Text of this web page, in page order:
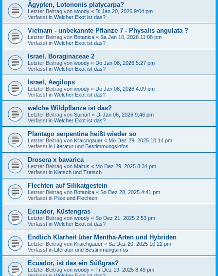
Ägypten, Lotononis platycarpa?
Letzter Beitrag von woody « Di Jan 20, 2026 9:04 pm
Verfasst in Welcher Exot ist das?
Vietnam - unbekannte Pflanze 7 - Physalis angulata ?
Letzter Beitrag von Botanica « Sa Jan 10, 2026 11:08 pm
Verfasst in Welcher Exot ist das?
Israel, Boraginaceae 2
Letzter Beitrag von woody « Do Jan 08, 2026 5:27 pm
Verfasst in Welcher Exot ist das?
Israel, Aegilops
Letzter Beitrag von woody « Do Jan 08, 2026 4:09 pm
Verfasst in Welcher Exot ist das?
welche Wildpflanze ist das?
Letzter Beitrag von Suinorf « Di Jan 06, 2026 9:46 pm
Verfasst in Welcher Exot ist das?
Plantago serpentina heißt wieder so
Letzter Beitrag von Kraichgauer « Mo Dez 29, 2025 10:14 pm
Verfasst in Literatur und Bestimmungsinfos
Drosera x bavarica
Letzter Beitrag von Maltus « Mo Dez 29, 2025 8:34 pm
Verfasst in Klatsch und Tratsch
Flechten auf Silikatgestein
Letzter Beitrag von Botanica « So Dez 28, 2025 4:41 pm
Verfasst in Pilze und Flechten
Ecuador, Küstengras
Letzter Beitrag von woody « So Dez 21, 2025 2:53 pm
Verfasst in Welcher Exot ist das?
Endlich Klarheit über Mentha-Arten und Hybriden
Letzter Beitrag von Kraichgauer « Sa Dez 20, 2025 10:22 pm
Verfasst in Literatur und Bestimmungsinfos
Ecuador, ist das ein Süßgras?
Letzter Beitrag von woody « Fr Dez 19, 2025 8:49 pm